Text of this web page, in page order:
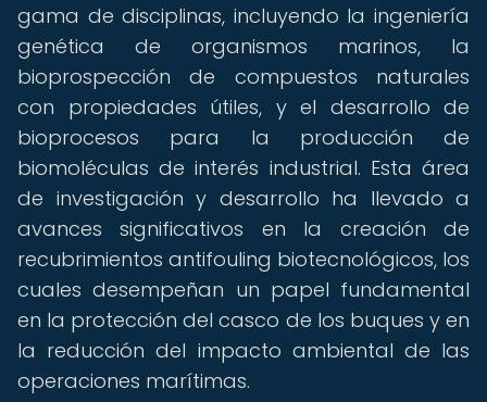
gama de disciplinas, incluyendo la ingeniería
genética de organismos marinos, la
bioprospección de compuestos naturales
con propiedades útiles, y el desarrollo de
bioprocesos para la producción de
biomoléculas de interés industrial. Esta área
de investigación y desarrollo ha llevado a
avances significativos en la creación de
recubrimientos antifouling biotecnológicos, los
cuales desempeñan un papel fundamental
en la protección del casco de los buques y en
la reducción del impacto ambiental de las
operaciones marítimas.